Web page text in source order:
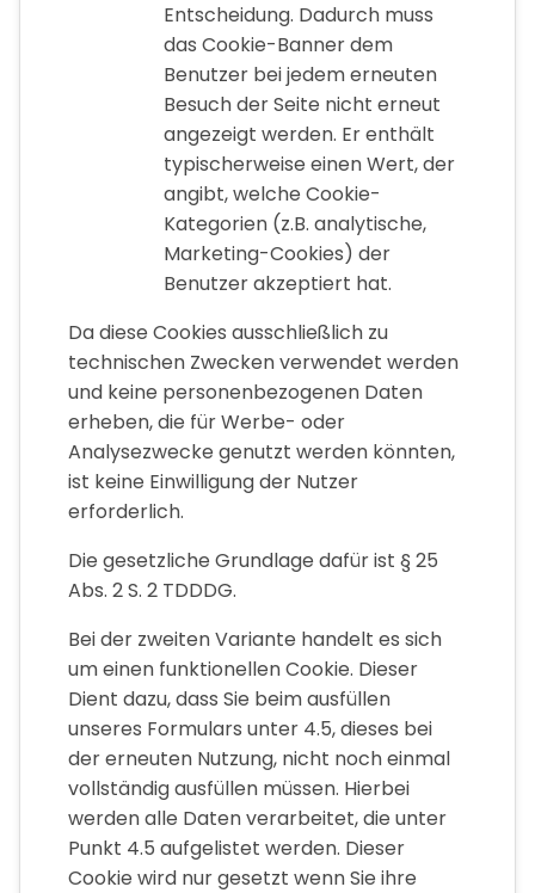
Entscheidung. Dadurch muss
das Cookie-Banner dem
Benutzer bei jedem erneuten
Besuch der Seite nicht erneut
angezeigt werden. Er enthält
typischerweise einen Wert, der
angibt, welche Cookie-
Kategorien (z.B. analytische,
Marketing-Cookies) der
Benutzer akzeptiert hat.
Da diese Cookies ausschließlich zu
technischen Zwecken verwendet werden
und keine personenbezogenen Daten
erheben, die für Werbe- oder
Analysezwecke genutzt werden könnten,
ist keine Einwilligung der Nutzer
erforderlich.
Die gesetzliche Grundlage dafür ist § 25
Abs. 2 S. 2 TDDDG.
Bei der zweiten Variante handelt es sich
um einen funktionellen Cookie. Dieser
Dient dazu, dass Sie beim ausfüllen
unseres Formulars unter 4.5, dieses bei
der erneuten Nutzung, nicht noch einmal
vollständig ausfüllen müssen. Hierbei
werden alle Daten verarbeitet, die unter
Punkt 4.5 aufgelistet werden. Dieser
Cookie wird nur gesetzt wenn Sie ihre